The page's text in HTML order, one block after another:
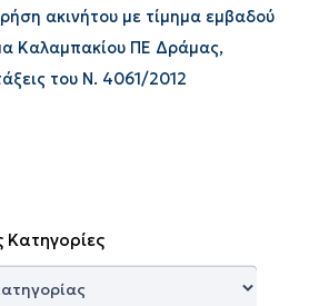
ακινήτου με τίμημα εμβαδού
Καλαμπακίου ΠΕ Δράμας,
του Ν. 4061/2012
Κατηγορίες